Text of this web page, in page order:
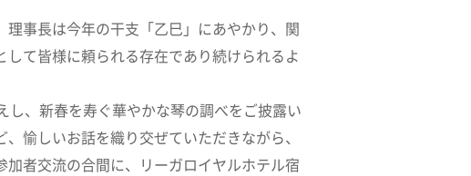
事長は今年の干支「乙巳」にあやかり、関
て皆様に頼られる存在であり続けられるよ
、新春を寿ぐ華やかな琴の調べをご披露い
愉しいお話を織り交ぜていただきながら、
者交流の合間に、リーガロイヤルホテル宿